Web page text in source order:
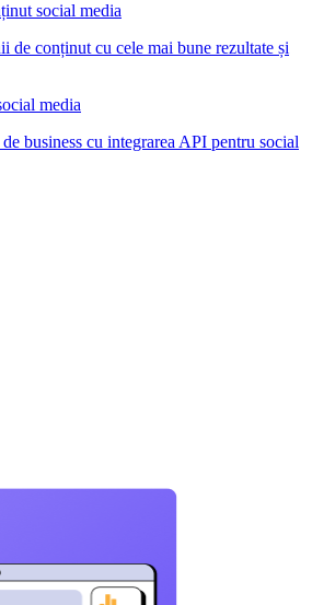
social media
de conținut cu cele mai bune rezultate și
media
business cu integrarea API pentru social